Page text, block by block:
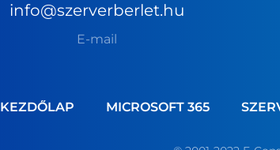
info@szerverberlet.hu
E-mail
KEZDŐLAP MICROSOFT 365